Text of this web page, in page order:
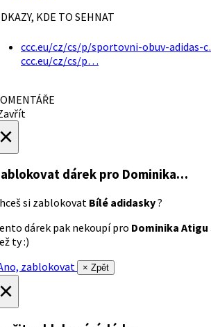
KDE TO SEHNAT
ccc.eu/cz/cs/p/sportovni-obuv-adidas-
ccc.eu/cz/cs/p…
dárek pro Dominika…
si zablokovat Bílé adidasky?
dárek pak nekoupí pro Dominika
ty :)
zablokovat
× Zpět